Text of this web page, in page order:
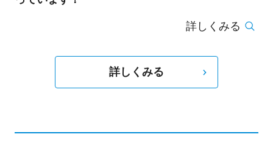
詳しくみる
詳しくみる